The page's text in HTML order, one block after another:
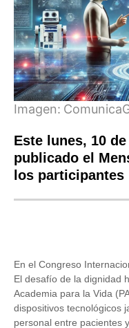
Imagen:
Este lunes, 10
publicado el
los participantes
En el Congreso
El desafío de la dignidad
Academia para la Vida
dispositivos tecnológicos
personal entre pacientes